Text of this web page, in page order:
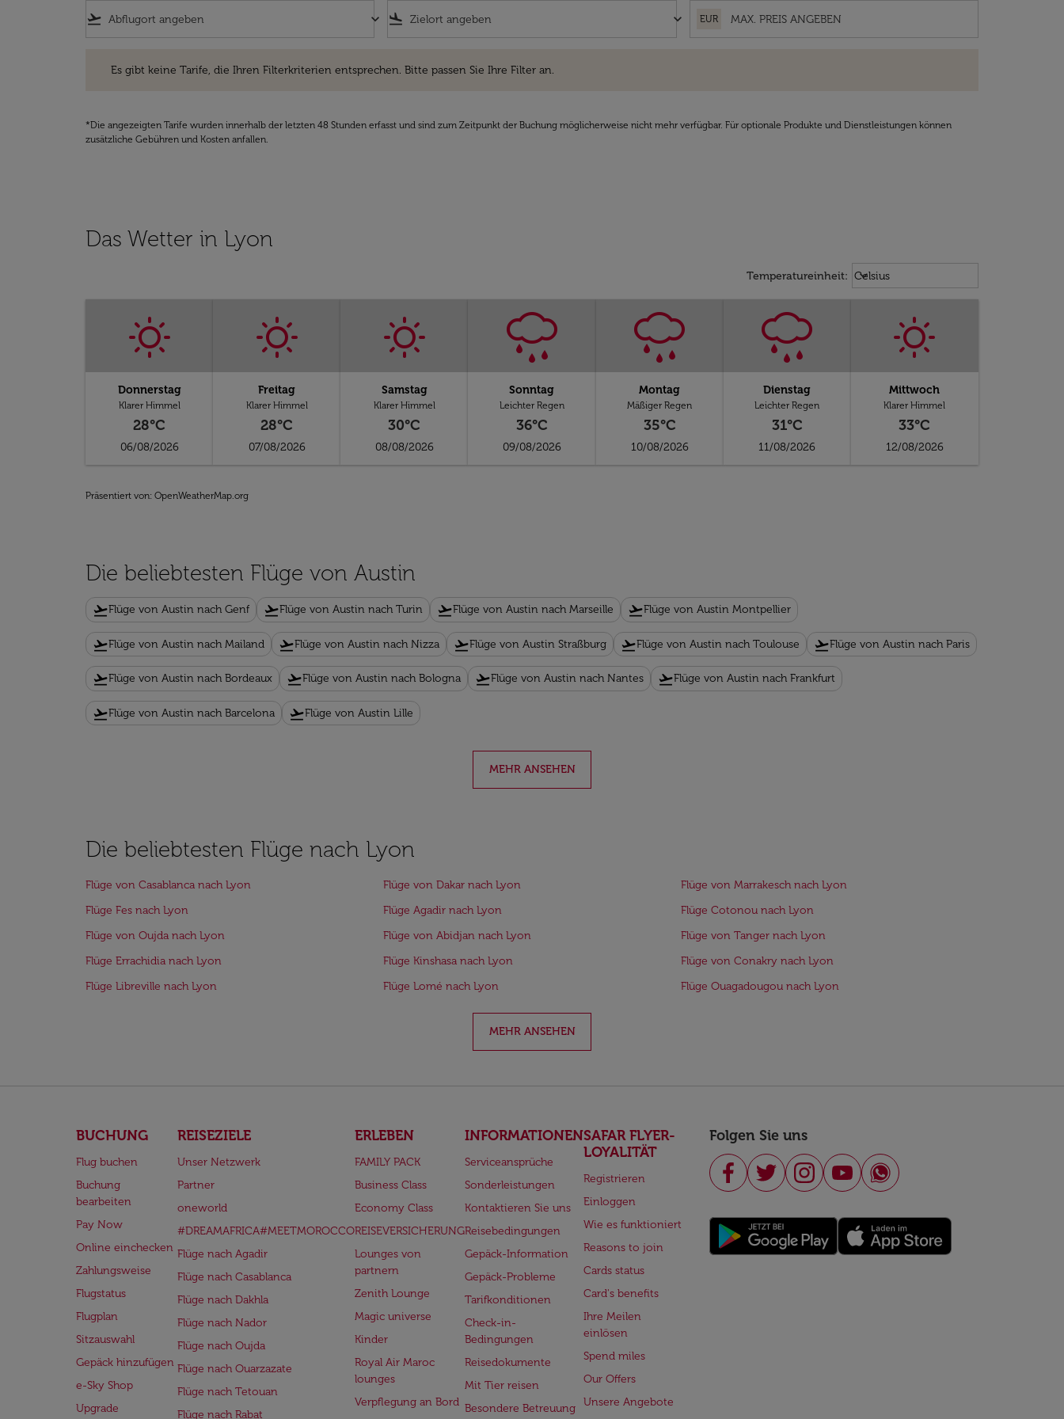
flight_takeoff keyboard_arrow_down flight_land keyboard_arrow_down EUR
Es gibt keine Tarife, die Ihren Filterkriterien entsprechen. Bitte passen Sie Ihre Filter an.
*Die angezeigten Tarife wurden innerhalb der letzten 48 Stunden erfasst und sind zum Zeitpunkt der Buchung möglicherweise nicht mehr verfügbar. Für optionale Produkte und Dienstleistungen können
zusätzliche Gebühren und Kosten anfallen.
Das Wetter in Lyon
Temperatureinheit: Weather unit option Celsius
Celsius
keyboard_arrow_down
Donnerstag
Klarer Himmel
28°C
06/08/2026
Freitag
Klarer Himmel
28°C
07/08/2026
Samstag
Klarer Himmel
30°C
08/08/2026
Sonntag
Leichter Regen
36°C
09/08/2026
Montag
Mäßiger Regen
35°C
10/08/2026
Dienstag
Leichter Regen
31°C
11/08/2026
Mittwoch
Klarer Himmel
33°C
12/08/2026
Präsentiert von: OpenWeatherMap.org
Die beliebtesten Flüge von Austin
flight_takeoffFlüge von Austin nach Genf flight_takeoffFlüge von Austin nach Turin flight_takeoffFlüge von Austin nach Marseille flight_takeoffFlüge von Austin Montpellier
flight_takeoffFlüge von Austin nach Mailand flight_takeoffFlüge von Austin nach Nizza flight_takeoffFlüge von Austin Straßburg flight_takeoffFlüge von Austin nach Toulouse flight_takeoffFlüge von Austin nach Paris
flight_takeoffFlüge von Austin nach Bordeaux flight_takeoffFlüge von Austin nach Bologna flight_takeoffFlüge von Austin nach Nantes flight_takeoffFlüge von Austin nach Frankfurt
flight_takeoffFlüge von Austin nach Barcelona flight_takeoffFlüge von Austin Lille
MEHR ANSEHEN
Die beliebtesten Flüge nach Lyon
Flüge von Casablanca nach Lyon Flüge von Dakar nach Lyon
Flüge von Marrakesch nach Lyon
Flüge Fes nach Lyon
Flüge Agadir nach Lyon
Flüge Cotonou nach Lyon
Flüge von Oujda nach Lyon
Flüge von Abidjan nach Lyon
Flüge von Tanger nach Lyon
Flüge Errachidia nach Lyon
Flüge Kinshasa nach Lyon
Flüge von Conakry nach Lyon
Flüge Libreville nach Lyon
Flüge Lomé nach Lyon Flüge Ouagadougou nach Lyon
MEHR ANSEHEN
BUCHUNG
Flug buchen
Buchung
bearbeiten
Pay Now
Online einchecken
Zahlungsweise
Flugstatus
Flugplan
Sitzauswahl
Gepäck hinzufügen
e-Sky Shop
Upgrade
REISEZIELE
Unser Netzwerk
Partner
oneworld
#DREAMAFRICA#MEETMOROCCO
Flüge nach Agadir
Flüge nach Casablanca
Flüge nach Dakhla
Flüge nach Nador
Flüge nach Oujda
Flüge nach Ouarzazate
Flüge nach Tetouan
Flüge nach Rabat
ERLEBEN
FAMILY PACK
Business Class
Economy Class
REISEVERSICHERUNG
Lounges von
partnern
Zenith Lounge
Magic universe
Kinder
Royal Air Maroc
lounges
Verpflegung an Bord
INFORMATIONEN
Serviceansprüche
Sonderleistungen
Kontaktieren Sie uns
Reisebedingungen
Gepäck-Information
Gepäck-Probleme
Tarifkonditionen
Check-in-
Bedingungen
Reisedokumente
Mit Tier reisen
Besondere Betreuung
SAFAR FLYER-
LOYALITÄT
Registrieren
Einloggen
Wie es funktioniert
Reasons to join
Cards status
Card's benefits
Ihre Meilen
einlösen
Spend miles
Our Offers
Unsere Angebote
Folgen Sie uns